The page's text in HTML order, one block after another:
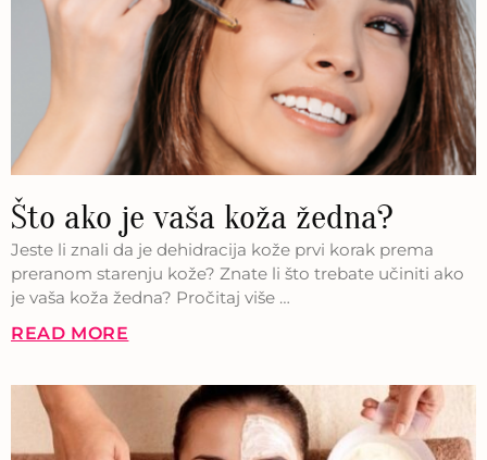
Što ako je vaša koža žedna?
Jeste li znali da je dehidracija kože prvi korak prema
preranom starenju kože? Znate li što trebate učiniti ako
je vaša koža žedna? Pročitaj više …
READ MORE